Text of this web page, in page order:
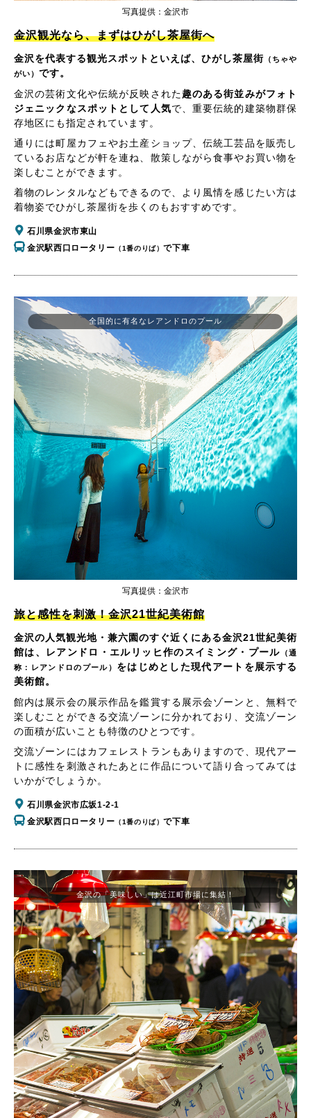
写真提供：金沢市
金沢観光なら、まずはひがし茶屋街へ
金沢を代表する観光スポットといえば、ひがし茶屋街 （ちゃや
がい） です。
金沢の芸術文化や伝統が反映された趣のある街並みがフォト
ジェニックなスポットとして人気で、重要伝統的建築物群保
存地区にも指定されています。
通りには町屋カフェやお土産ショップ、伝統工芸品を販売し
ているお店などが軒を連ね、散策しながら食事やお買い物を
楽しむことができます。
着物のレンタルなどもできるので、より風情を感じたい方は
着物姿でひがし茶屋街を歩くのもおすすめです。
石川県金沢市東山
金沢駅西口ロータリー （1番のりば）で下車
旅と感性を刺激！金沢21世紀美術館
金沢の人気観光地・兼六園のすぐ近くにある金沢21世紀美術
館は、レアンドロ・エルリッヒ作のスイミング・プール （通
称：レアンドロのプール） をはじめとした現代アートを展示する
美術館。
館内は展示会の展示作品を鑑賞する展示会ゾーンと、無料で
楽しむことができる交流ゾーンに分かれており、交流ゾーン
の面積が広いことも特徴のひとつです。
交流ゾーンにはカフェレストランもありますので、現代アー
トに感性を刺激されたあとに作品について語り合ってみては
いかがでしょうか。
石川県金沢市広坂1-2-1
金沢駅西口ロータリー （1番のりば）で下車
全国的に有名なレアンドロのプール
写真提供：金沢市
金沢の「美味しい」は近江町市場に集結！